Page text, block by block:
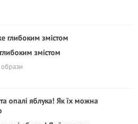
змістом
образи